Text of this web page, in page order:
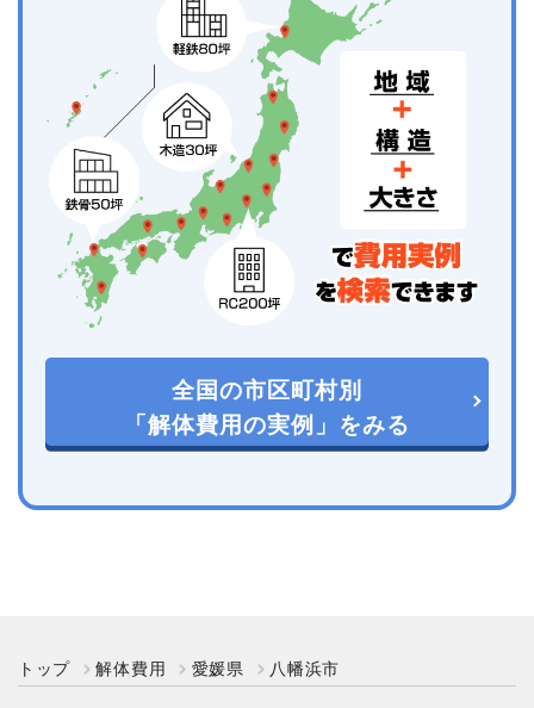
全国の市区町村別
「解体費用の実例」をみる
トップ 解体費用 愛媛県 八幡浜市